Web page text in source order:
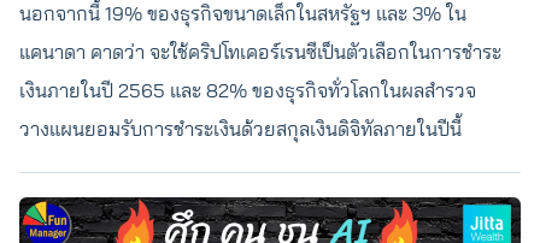
นอกจากนี้ 19% ของธุรกิจขนาดเล็กในสหรัฐฯ และ 3% ใน
แคนาดา คาดว่า จะใช้คริปโทเคอร์เรนซีเป็นตัวเลือกในการชำระ
เงินภายในปี 2565 และ 82% ของธุรกิจทั่วโลกในผลสำรวจ
วางแผนยอมรับการชำระเงินด้วยสกุลเงินดิจิทัลภายในปีนี้